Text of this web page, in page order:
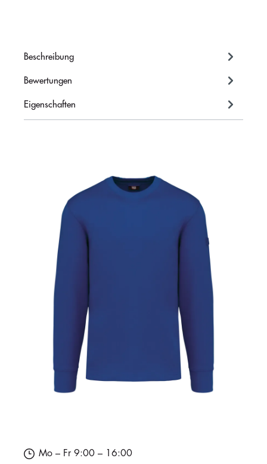
Beschreibung
Bewertungen
Eigenschaften
Mo – Fr 9:00 – 16:00